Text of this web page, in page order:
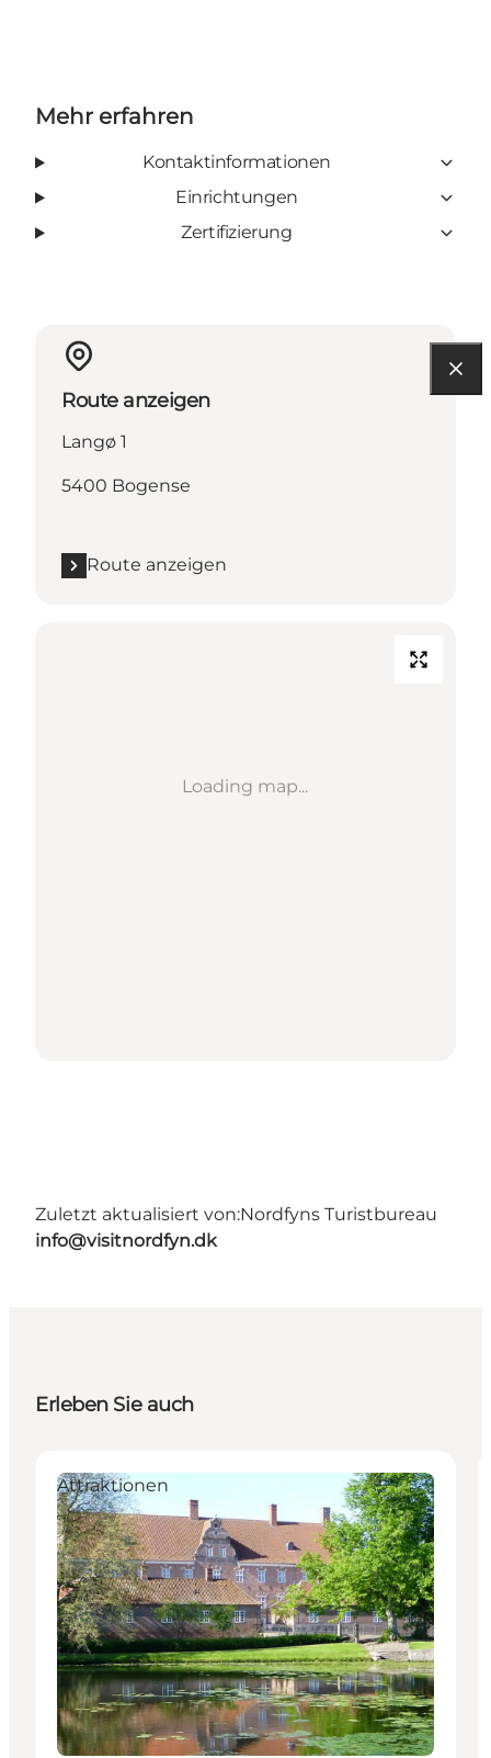
Mehr erfahren
Kontaktinformationen
Einrichtungen
Zertifizierung
Route anzeigen
Langø 1
5400 Bogense
Route anzeigen
Loading map...
Zuletzt aktualisiert von:Nordfyns Turistbureau
info@visitnordfyn.dk
Erleben Sie auch
Attraktionen